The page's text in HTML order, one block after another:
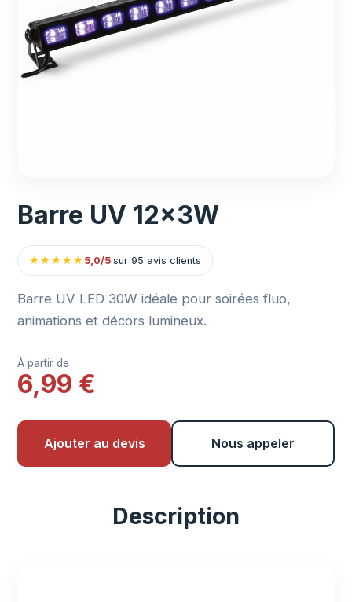
Barre UV 12x3W
★★★★★ 5,0/5sur 95 avis clients
Barre UV LED 30W idéale pour soirées fluo,
animations et décors lumineux.
À partir de
6,99 €
Ajouter au devis Nous appeler
Description